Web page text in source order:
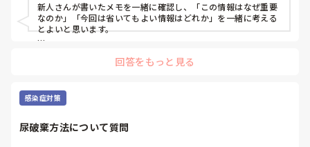
新人さんが書いたメモを一緒に確認し、「この情報はなぜ重要
なのか」「今回は省いてもよい情報はどれか」を一緒に考える
とよいと思います。
的に照らして振り返ることで、重要度を判断する力が少しずつ
要な内容を選べるよう支援するとよいと思います。
回答をもっと見る
感染症対策
尿破棄方法について質問